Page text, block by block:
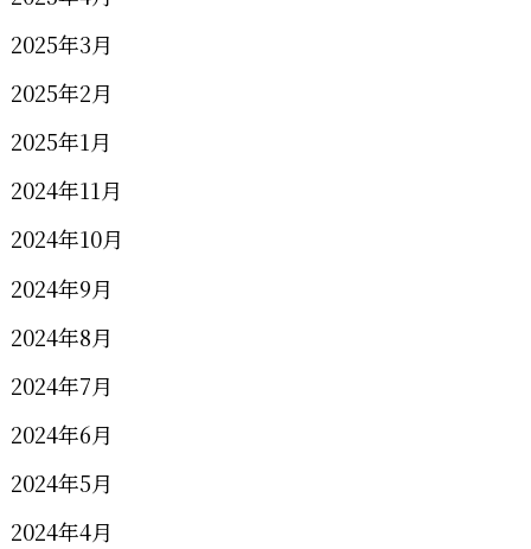
2025年3月
2025年2月
2025年1月
2024年11月
2024年10月
2024年9月
2024年8月
2024年7月
2024年6月
2024年5月
2024年4月